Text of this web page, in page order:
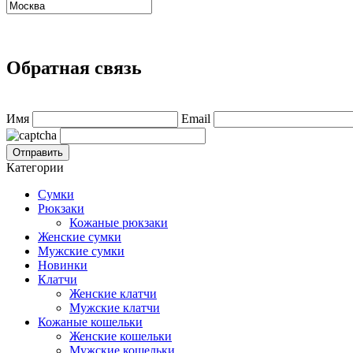
Обратная связь
Имя Email
Категории
Сумки
Рюкзаки
Кожаные рюкзаки
Женские сумки
Мужские сумки
Новинки
Клатчи
Женские клатчи
Мужские клатчи
Кожаные кошельки
Женские кошельки